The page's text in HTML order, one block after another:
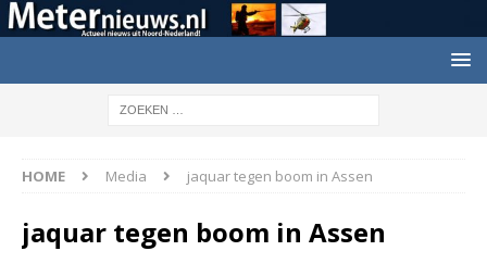
HOME Media jaquar tegen boom in Assen
jaquar tegen boom in Assen